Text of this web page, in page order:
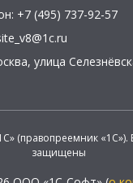
+7 (495) 737-92-57
, улица
(правопреемник «1С»).
защищены